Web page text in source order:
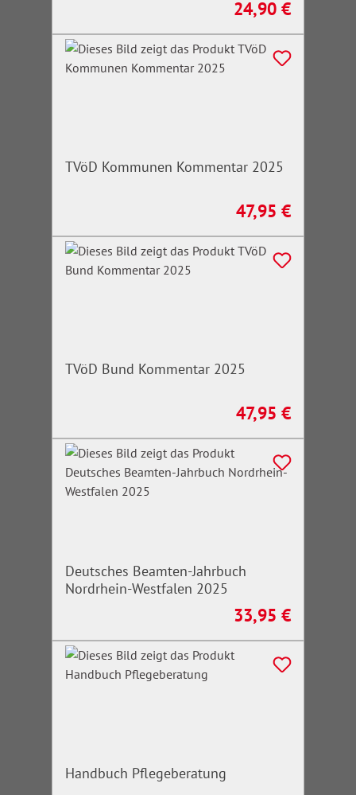
Regulärer Preis:
24,90 €
TVöD Kommunen Kommentar 2025
Regulärer Preis:
47,95 €
TVöD Bund Kommentar 2025
Regulärer Preis:
47,95 €
Deutsches Beamten-Jahrbuch
Nordrhein-Westfalen 2025
Regulärer Preis:
33,95 €
Handbuch Pflegeberatung